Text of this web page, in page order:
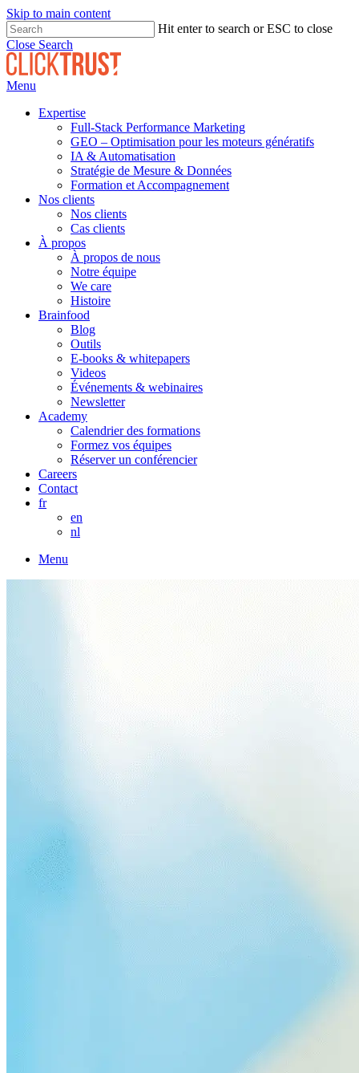
Skip to main content
Hit enter to search or ESC to close
Close Search
Menu
Expertise
Full-Stack Performance Marketing
GEO – Optimisation pour les moteurs génératifs
IA & Automatisation
Stratégie de Mesure & Données
Formation et Accompagnement
Nos clients
Nos clients
Cas clients
À propos
À propos de nous
Notre équipe
We care
Histoire
Brainfood
Blog
Outils
E-books & whitepapers
Videos
Événements & webinaires
Newsletter
Academy
Calendrier des formations
Formez vos équipes
Réserver un conférencier
Careers
Contact
fr
en
nl
Menu